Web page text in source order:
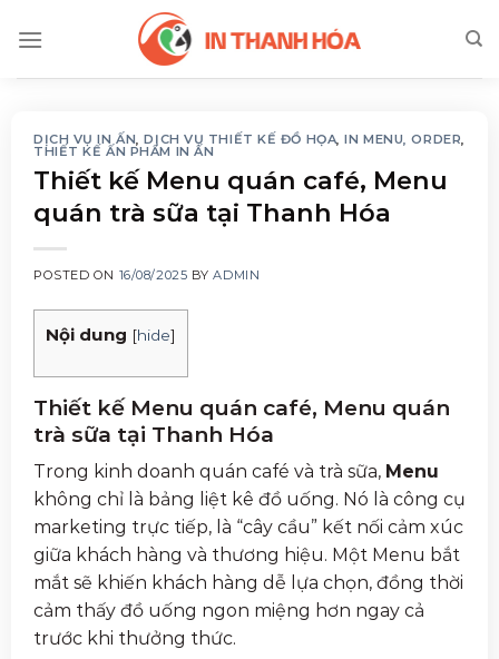
DỊCH VỤ IN ẤN,DỊCH VỤ THIẾT KẾ ĐỒ HỌA,IN MENU, ORDER,
THIẾT KẾ ẤN PHẨM IN ẤN
Thiết kế Menu quán café, Menu
quán trà sữa tại Thanh Hóa
POSTED ON 16/08/2025 BYADMIN
Nội dung [hide]
Thiết kế Menu quán café, Menu quán
trà sữa tại Thanh Hóa
Trong kinh doanh quán café và trà sữa, Menu
không chỉ là bảng liệt kê đồ uống. Nó là công cụ
marketing trực tiếp, là “cây cầu” kết nối cảm xúc
giữa khách hàng và thương hiệu. Một Menu bắt
mắt sẽ khiến khách hàng dễ lựa chọn, đồng thời
cảm thấy đồ uống ngon miệng hơn ngay cả
trước khi thưởng thức.